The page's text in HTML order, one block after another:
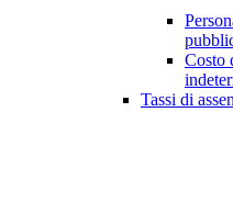
Costo
Tassi di